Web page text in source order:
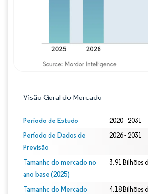
Visão Geral do Mercado
Período de Estudo 2020 - 2031
Período de Dados de
Previsão
2026 - 2031
Tamanho do mercado no
ano base (2025)
3.91 Bilhões
Tamanho do Mercado
4.18 Bilhões